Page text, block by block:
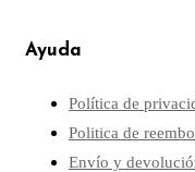
Ayuda
Política de
Politica de
Envío y